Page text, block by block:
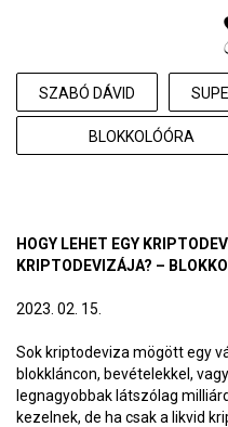
SZABÓ DÁVID
BLOKKOLÓÓRA
HOGY LEHET EGY
KRIPTODEVIZÁJA? –
2023. 02. 15.
Sok kriptodeviza mögött egy
blokkláncon, bevételekkel,
legnagyobbak látszólag
kezelnek, de ha csak a likvid